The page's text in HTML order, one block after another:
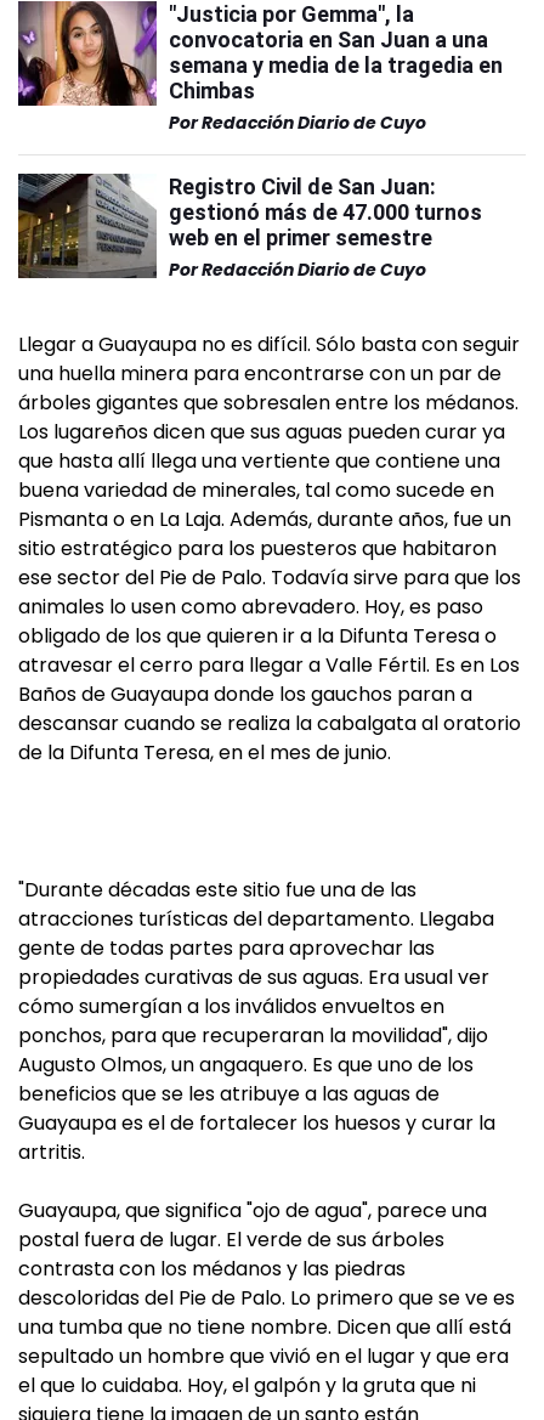
"Justicia por Gemma", la
convocatoria en San Juan a una
semana y media de la tragedia en
Chimbas
PorRedacción Diario de Cuyo
Registro Civil de San Juan:
gestionó más de 47.000 turnos
web en el primer semestre
PorRedacción Diario de Cuyo
Llegar a Guayaupa no es difícil. Sólo basta con seguir
una huella minera para encontrarse con un par de
árboles gigantes que sobresalen entre los médanos.
Los lugareños dicen que sus aguas pueden curar ya
que hasta allí llega una vertiente que contiene una
buena variedad de minerales, tal como sucede en
Pismanta o en La Laja. Además, durante años, fue un
sitio estratégico para los puesteros que habitaron
ese sector del Pie de Palo. Todavía sirve para que los
animales lo usen como abrevadero. Hoy, es paso
obligado de los que quieren ir a la Difunta Teresa o
atravesar el cerro para llegar a Valle Fértil. Es en Los
Baños de Guayaupa donde los gauchos paran a
descansar cuando se realiza la cabalgata al oratorio
de la Difunta Teresa, en el mes de junio.
"Durante décadas este sitio fue una de las
atracciones turísticas del departamento. Llegaba
gente de todas partes para aprovechar las
propiedades curativas de sus aguas. Era usual ver
cómo sumergían a los inválidos envueltos en
ponchos, para que recuperaran la movilidad", dijo
Augusto Olmos, un angaquero. Es que uno de los
beneficios que se les atribuye a las aguas de
Guayaupa es el de fortalecer los huesos y curar la
artritis.
Guayaupa, que significa "ojo de agua", parece una
postal fuera de lugar. El verde de sus árboles
contrasta con los médanos y las piedras
descoloridas del Pie de Palo. Lo primero que se ve es
una tumba que no tiene nombre. Dicen que allí está
sepultado un hombre que vivió en el lugar y que era
el que lo cuidaba. Hoy, el galpón y la gruta que ni